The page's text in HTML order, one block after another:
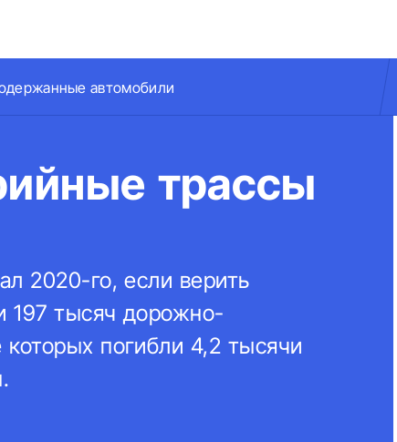
автомобили
трассы
2020-го, если верить
197 тысяч дорожно-
погибли 4,2 тысячи